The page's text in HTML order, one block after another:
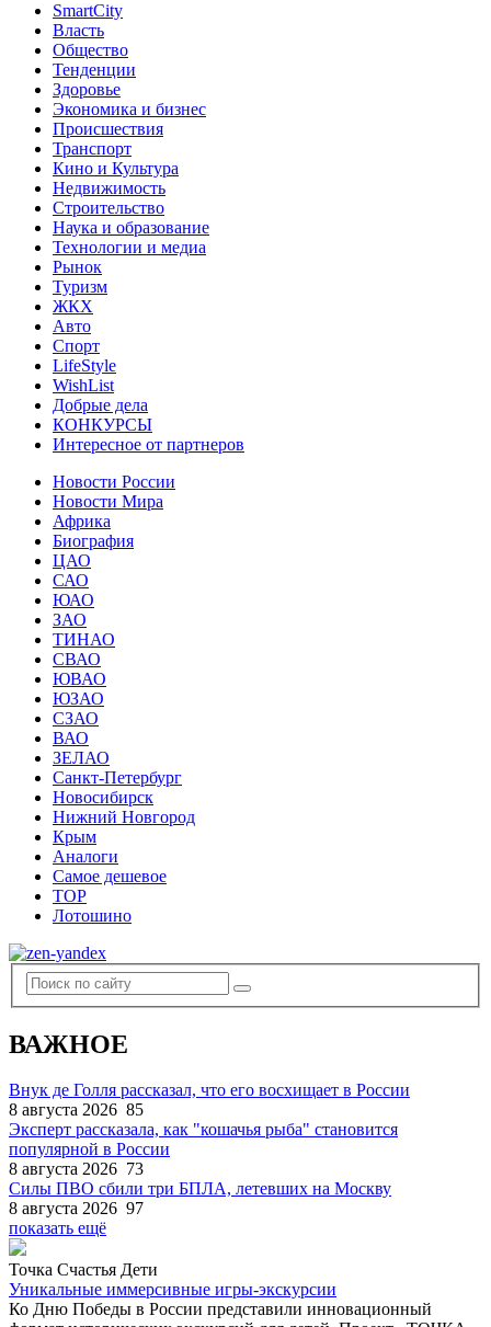
SmartCity
Власть
Общество
Тенденции
Здоровье
Экономика и бизнес
Происшествия
Транспорт
Кино и Культура
Недвижимость
Строительство
Наука и образование
Технологии и медиа
Рынок
Туризм
ЖКХ
Авто
Спорт
LifeStyle
WishList
Добрые дела
КОНКУРСЫ
Интересное от партнеров
Новости России
Новости Мира
Африка
Биография
ЦАО
САО
ЮАО
ЗАО
ТИНАО
СВАО
ЮВАО
ЮЗАО
СЗАО
ВАО
ЗЕЛАО
Санкт-Петербург
Новосибирск
Нижний Новгород
Крым
Аналоги
Самое дешевое
TOP
Лотошино
ВАЖНОЕ
Внук де Голля рассказал, что его восхищает в России
8 августа 2026 85
Эксперт рассказала, как "кошачья рыба" становится
популярной в России
8 августа 2026 73
Силы ПВО сбили три БПЛА, летевших на Москву
8 августа 2026 97
показать ещё
Точка Счастья Дети
Уникальные иммерсивные игры-экскурсии
Ко Дню Победы в России представили инновационный